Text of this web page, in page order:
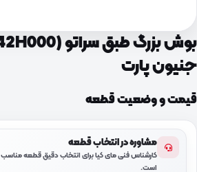
جنیون پارت
قیمت و وضعیت قطعه
مشاوره در انتخاب قطعه
کارشناس فنی مای کیا برای انتخاب دقیق قطعه
است.